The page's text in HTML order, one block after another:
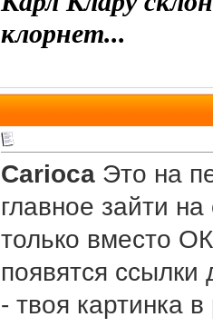
клорнет...
Carioca Это на
главное зайти
только вместо
появятся
- твоя картинка